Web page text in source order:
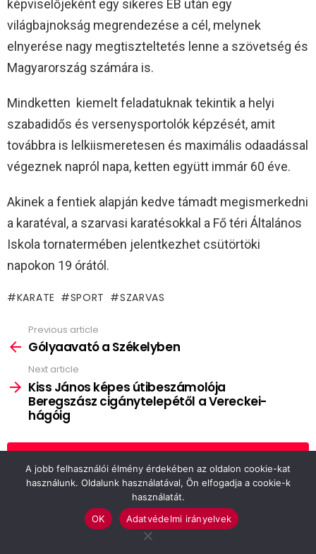
képviselőjeként egy sikeres EB után egy
világbajnokság megrendezése a cél, melynek
elnyerése nagy megtiszteltetés lenne a szövetség és
Magyarország számára is.
Mindketten kiemelt feladatuknak tekintik a helyi
szabadidős és versenysportolók képzését, amit
továbbra is lelkiismeretesen és maximális odaadással
végeznek napról napa, ketten együtt immár 60 éve.
Akinek a fentiek alapján kedve támadt megismerkedni
a karatéval, a szarvasi karatésokkal a Fő téri Általános
Iskola tornatermében jelentkezhet csütörtöki
napokon 19 órától.
KARATE SPORT SZARVAS
more
Previous article
Gólyaavató a Székelyben
Next article
Kiss János képes útibeszámolója
Beregszász cigánytelepétől a Vereckei-
hágóig
A jobb felhasználói élmény érdekében az oldalon cookie-kat
használunk. Oldalunk használatával, Ön elfogadja a cookie-k
használatát.
OK
Adatvédelmi irányelvek